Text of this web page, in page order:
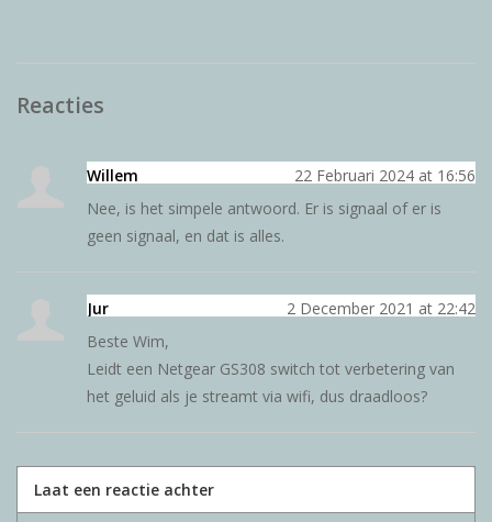
Reacties
Willem
22 Februari 2024 at 16:56
Nee, is het simpele antwoord. Er is signaal of er is
geen signaal, en dat is alles.
Jur
2 December 2021 at 22:42
Beste Wim,
Leidt een Netgear GS308 switch tot verbetering van
het geluid als je streamt via wifi, dus draadloos?
Laat een reactie achter